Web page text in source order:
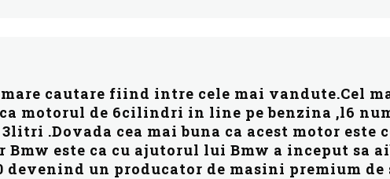
cautare fiind intre cele mai vandute.Cel
motorul de 6cilindri in line pe benzina ,l6
.Dovada cea mai buna ca acest motor este
este ca cu ajutorul lui Bmw a inceput sa
un producator de masini premium de